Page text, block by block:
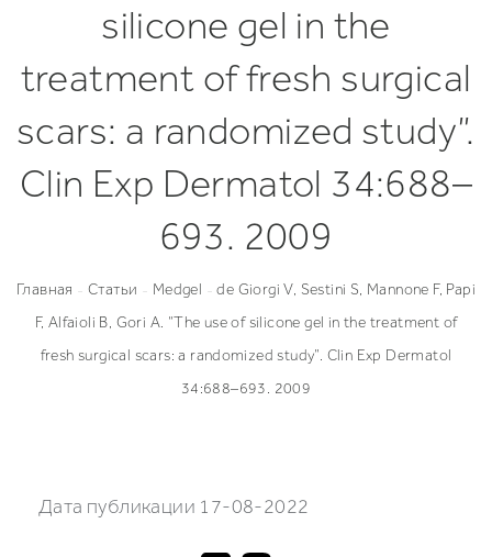
Наши партнеры
Некоммерческая деятельность
Грудные имплантаты Silimed
Standard Line
VOE
Medgel
Доставка и оплата
Увеличение груди
Увеличение груди круглыми имплантатами
Эндоскопическое увеличение груди
Увеличение груди под железу
Увеличение груди под мышцу
Подтяжка груди с имплантатами
Периареолярная мастопексия
Вертикальная подтяжка груди
Якорная подтяжка груди
Асимметрия груди
Птозированная грудь
Повторная маммопластика
Отзывы
Фото до/после
FAQ
Публикации
Календарь мероприятий
silicone gel in the
treatment of fresh surgical
scars: a randomized study”.
Clin Exp Dermatol 34:688–
693. 2009
Главная - Статьи - Medgel - de Giorgi V, Sestini S, Mannone F, Papi
F, Alfaioli B, Gori A. “The use of silicone gel in the treatment of
fresh surgical scars: a randomized study”. Clin Exp Dermatol
34:688–693. 2009
Дата публикации 17-08-2022